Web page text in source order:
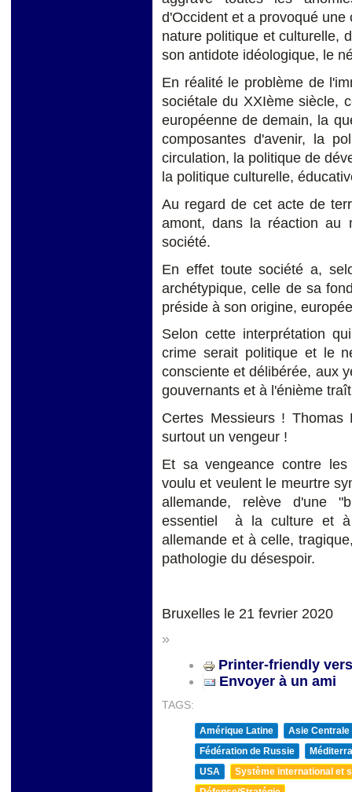
d'Occident et a provoqué
nature politique et culturelle,
son antidote idéologique, le
En réalité le problème de
sociétale du XXIème siècle,
européenne de demain, la
composantes d'avenir, la
circulation, la politique de
la politique culturelle,
Au regard de cet acte de
amont, dans la réaction au
société.
En effet toute société a,
archétypique, celle de sa
préside à son origine,
Selon cette interprétation
crime serait politique et le
consciente et délibérée, aux
gouvernants et à l'énième
Certes Messieurs !
surtout un vengeur !
Et sa vengeance contre
voulu et veulent le meurtre
allemande, relève d'une
essentiel à la culture et à
allemande et à celle,
pathologie du désespoir.
Bruxelles le 21 fevrier 2020
»
Printer-friendly
Envoyer à un ami
TAGS:
Amérique Latine
Asie Centrale
Fédération de Russie
USA
Système international et